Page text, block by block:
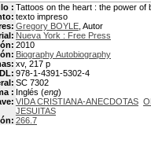
: Tattoos on the heart : the power of
texto impreso
Gregory BOYLE , Autor
Nueva York : Free Press
2010
Biography Autobiography
xv, 217 p
978-1-4391-5302-4
SC 7302
: Inglés (eng)
VIDA CRISTIANA-ANECDOTAS
JESUITAS
266.7